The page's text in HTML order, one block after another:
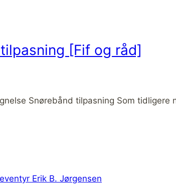
[Fif og råd]
Snørebånd tilpasning Som